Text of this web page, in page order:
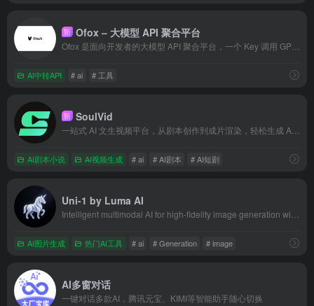
新 Ofox – 大模型 API 聚合平台
AI中转API # ai # 工具
新 SoulVid
AI剧本小说 AI视频生成 # ai # AI剧本 # AI短剧
Uni-1 by Luma AI
AI图片生成 热门AI工具 # ai # Generation # image
AI多窗对话
一键对话多款AI，腾讯元宝、KIMI等智能助手随心切换